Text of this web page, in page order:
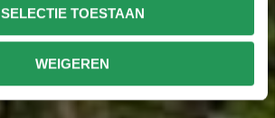
SELECTIE TOESTAAN
WEIGEREN